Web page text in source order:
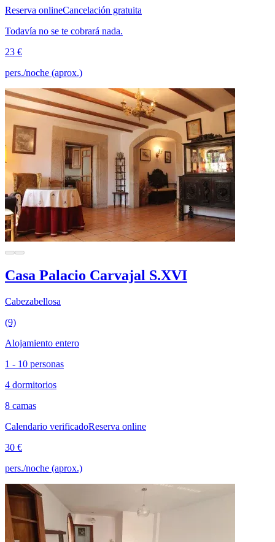
Reserva onlineCancelación gratuita
Todavía no se te cobrará nada.
23 €
pers./noche (aprox.)
Casa Palacio Carvajal S.XVI
Cabezabellosa
(9)
Alojamiento entero
1 - 10 personas
4 dormitorios
8 camas
Calendario verificadoReserva online
30 €
pers./noche (aprox.)